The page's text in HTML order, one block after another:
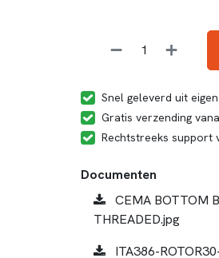
Snel geleverd uit
Gratis verzending
Rechtstreeks support
Documenten
CEMA BOTTOM
THREADED.jpg
ITA386-